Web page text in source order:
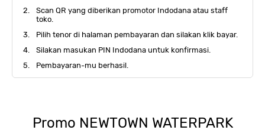
Scan QR yang diberikan promotor Indodana atau staff
toko.
Pilih tenor di halaman pembayaran dan silakan klik bayar.
Silakan masukan PIN Indodana untuk konfirmasi.
Pembayaran-mu berhasil.
Promo NEWTOWN WATERPARK